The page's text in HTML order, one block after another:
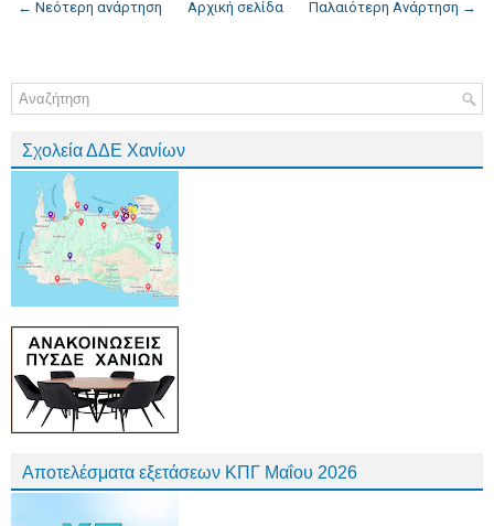
← Νεότερη ανάρτηση Παλαιότερη Ανάρτηση →
Αρχική σελίδα
Σχολεία ΔΔΕ Χανίων
Αποτελέσματα εξετάσεων ΚΠΓ Μαΐου 2026